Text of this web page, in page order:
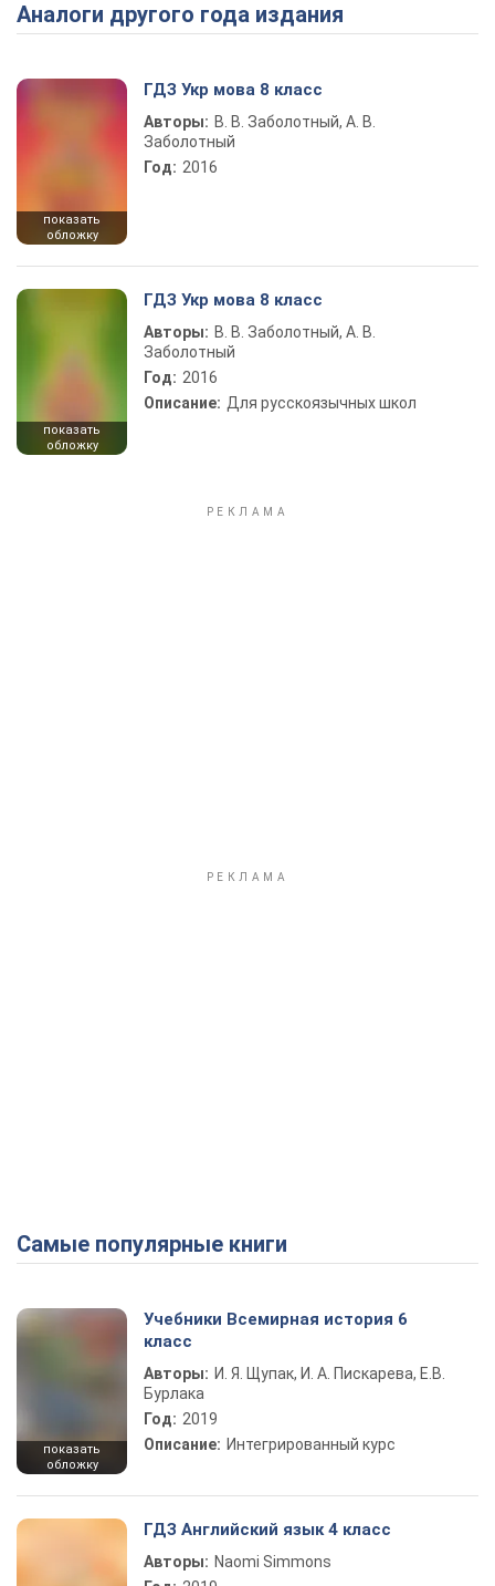
Play Video
Аналоги другого года издания
показать
обложку
ГДЗ Укр мова 8 класс
Авторы: В. В. Заболотный, А. В.
Заболотный
Год: 2016
показать
обложку
ГДЗ Укр мова 8 класс
Авторы: В. В. Заболотный, А. В.
Заболотный
Год: 2016
Описание: Для русскоязычных школ
Самые популярные книги
показать
обложку
Учебники Всемирная история 6
класс
Авторы: И. Я. Щупак, И. А. Пискарева, Е.В.
Бурлака
Год: 2019
Описание: Интегрированный курс
ГДЗ Английский язык 4 класс
Авторы: Naomi Simmons